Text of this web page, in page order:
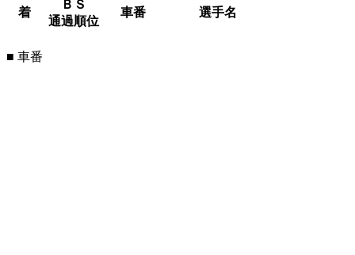
着
ＢＳ
通過順位
車番 選手名
■ 車番